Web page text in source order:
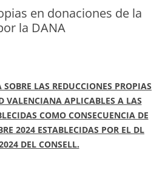
en donaciones de la
la DANA
LAS REDUCCIONES PROPIAS
VALENCIANA APLICABLES A LAS
COMO CONSECUENCIA DE
2024 ESTABLECIDAS POR EL DL
DEL CONSELL.